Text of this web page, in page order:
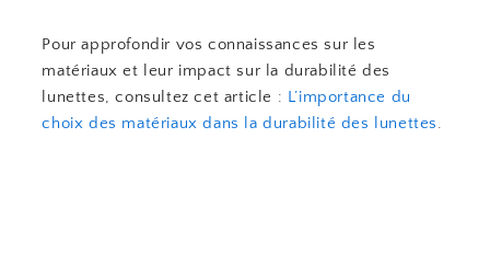
Pour approfondir vos connaissances sur les
matériaux et leur impact sur la durabilité des
lunettes, consultez cet article : L’importance du
choix des matériaux dans la durabilité des lunettes.